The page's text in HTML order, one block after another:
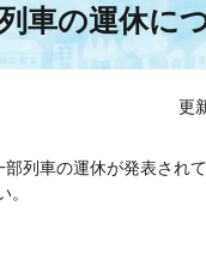
車の運休に
更
列車の運休が発表されて